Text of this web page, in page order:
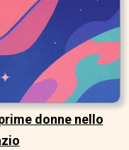
donne nello